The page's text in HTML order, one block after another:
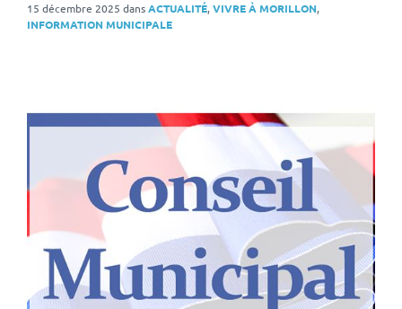
15 décembre 2025 dansACTUALITÉ, VIVRE À MORILLON,
INFORMATION MUNICIPALE